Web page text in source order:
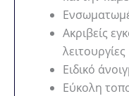
Ακριβείς
λειτουργίες
Ειδικό
Εύκολη